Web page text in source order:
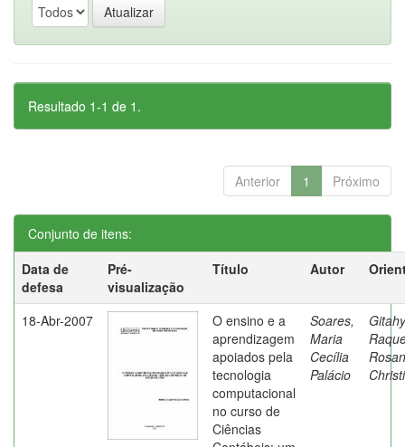
Resultado 1-1 de 1.
Anterior 1 Próximo
Conjunto de itens:
Data de
defesa
Pré-
visualização
Título Autor
18-Abr-2007
O ensino e a
aprendizagem
apoiados pela
tecnologia
computacional
no curso de
Ciências
Soares,
Maria
Cecília
Palácio
Rosan